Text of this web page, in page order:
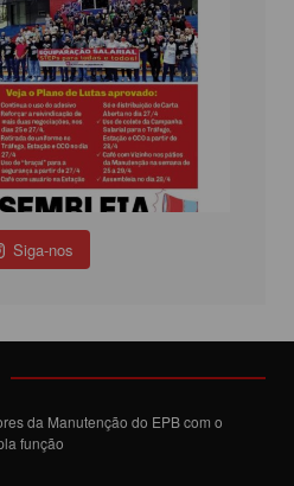
Siga-nos
da Manutenção do EPB com o
função